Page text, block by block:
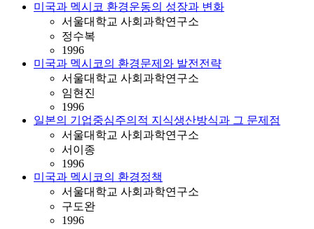
미국과 멕시코 환경운동의 성장과 변화
서울대학교 사회과학연구소
정수복
1996
미국과 멕시코의 환경문제와 발전전략
서울대학교 사회과학연구소
임현진
1996
일본의 기업중심주의적 지식생산방식과 그 문제점
서울대학교 사회과학연구소
서이종
1996
미국과 멕시코의 환경정책
서울대학교 사회과학연구소
구도완
1996